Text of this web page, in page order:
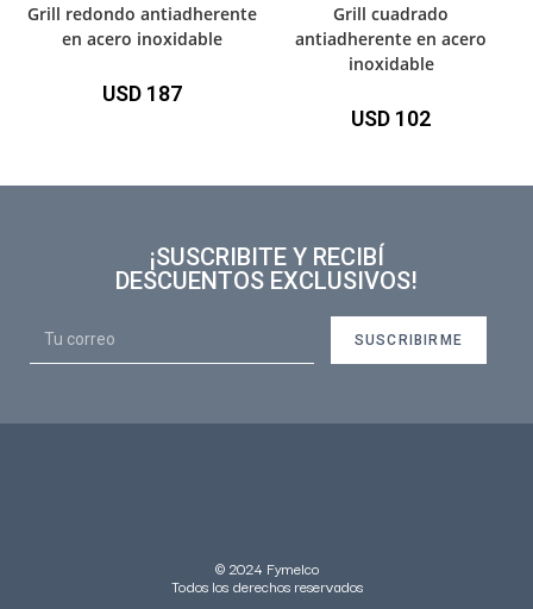
Grill redondo antiadherente
en acero inoxidable
USD 187
Grill cuadrado
antiadherente en acero
inoxidable
USD 102
¡SUSCRIBITE Y RECIBÍ
DESCUENTOS EXCLUSIVOS!
SUSCRIBIRME
© 2024 Fymelco
Todos los derechos reservados